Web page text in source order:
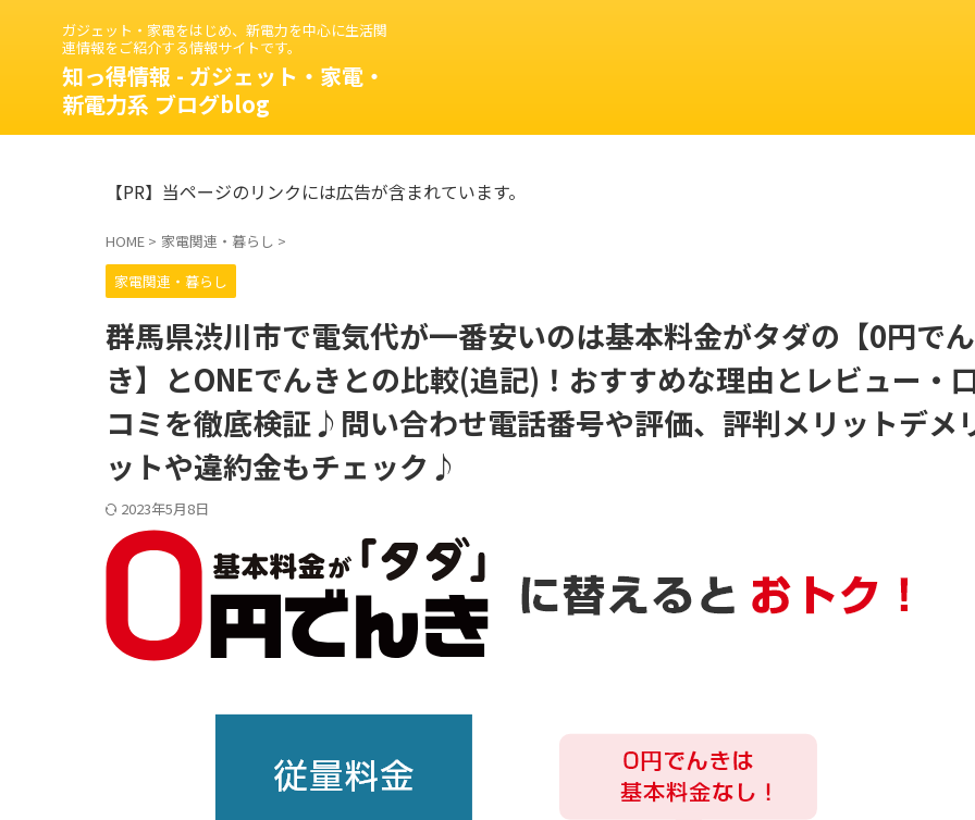
ガジェット・家電をはじめ、新電力を中心に生活関
連情報をご紹介する情報サイトです。
知っ得情報 - ガジェット・家電・
新電力系 ブログblog
【PR】当ページのリンクには広告が含まれています。
HOME > 家電関連・暮らし >
家電関連・暮らし
群馬県渋川市で電気代が一番安いのは基本料金がタダの【0円でん
き】とONEでんきとの比較(追記)！おすすめな理由とレビュー・
コミを徹底検証♪問い合わせ電話番号や評価、評判メリットデメ
ットや違約金もチェック♪
2023年5月8日